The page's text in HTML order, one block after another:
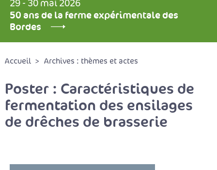
29 - 30 mai 2026
50 ans de la ferme expérimentale des
Bordes
Accueil Archives : thèmes et actes
Poster : Caractéristiques de
fermentation des ensilages
de drêches de brasserie